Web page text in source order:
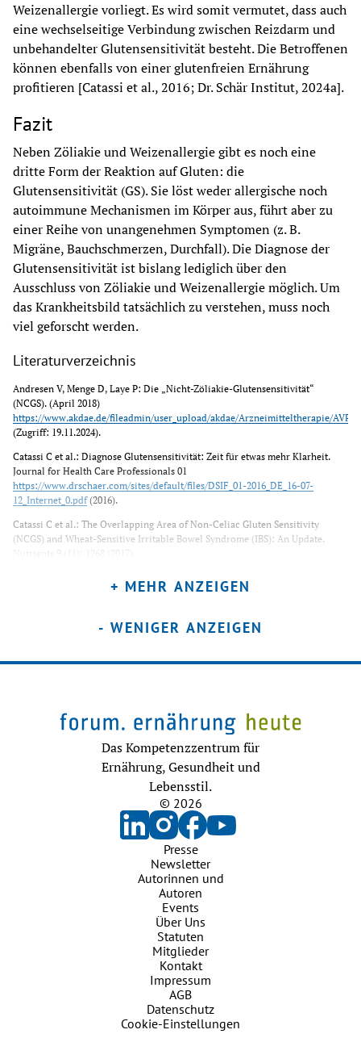
Weizenallergie vorliegt. Es wird somit vermutet, dass auch
eine wechselseitige Verbindung zwischen Reizdarm und
unbehandelter Glutensensitivität besteht. Die Betroffenen
können ebenfalls von einer glutenfreien Ernährung
profitieren [Catassi et al., 2016; Dr. Schär Institut, 2024a].
Fazit
Neben Zöliakie und Weizenallergie gibt es noch eine
dritte Form der Reaktion auf Gluten: die
Glutensensitivität (GS). Sie löst weder allergische noch
autoimmune Mechanismen im Körper aus, führt aber zu
einer Reihe von unangenehmen Symptomen (z. B.
Migräne, Bauchschmerzen, Durchfall). Die Diagnose der
Glutensensitivität ist bislang lediglich über den
Ausschluss von Zöliakie und Weizenallergie möglich. Um
das Krankheitsbild tatsächlich zu verstehen, muss noch
viel geforscht werden.
Literaturverzeichnis
Andresen V, Menge D, Laye P: Die „Nicht-Zöliakie-Glutensensitivität“
https://www.akdae.de/fileadmin/user_upload/akdae/Arzneimitteltherapie/AVP/
(Zugriff: 19.11.2024).
Catassi C et al.: Diagnose Glutensensitivität: Zeit für etwas mehr Klarheit.
https://www.drschaer.com/sites/default/files/DSIF_01-2016_DE_16-07-
12_Internet_0.pdf (2016).
Catassi C et al.: The Overlapping Area of Non-Celiac Gluten Sensitivity
(NCGS) and Wheat-Sensitive Irritable Bowel Syndrome (IBS): An Update.
https://www.drschaer.com/de/institute/a/begleiterkrankungen-gluten-
(Zugriff: 19.11.2024b).
19.11.2024c).
+ MEHR ANZEIGEN
- WENIGER ANZEIGEN
Das Kompetenzzentrum für
Ernährung, Gesundheit und
Lebensstil.
© 2026
Presse
Newsletter
Autorinnen und
Autoren
Events
Über Uns
Statuten
Mitglieder
Kontakt
Impressum
AGB
Datenschutz
Cookie-Einstellungen